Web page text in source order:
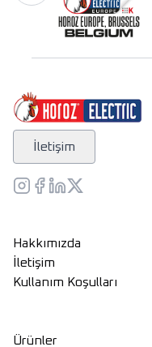
İletişim
Hakkımızda
İletişim
Kullanım Koşulları
Ürünler